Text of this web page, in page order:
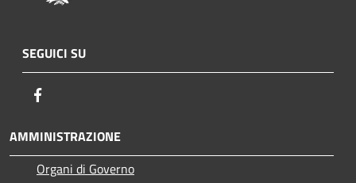
SEGUICI SU
AMMINISTRAZIONE
Organi di Governo